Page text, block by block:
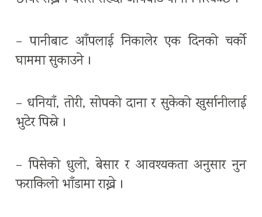
– पानीबाट आँपलाई निकालेर एक दिनको चर्को
घाममा सुकाउने ।
– धनियाँ, तोरी, सोपको दाना र सुकेको खुर्सानीलाई
भुटेर पिस्ने ।
– पिसेको धुलो, बेसार र आवश्यकता अनुसार नुन
फराकिलो भाँडामा राख्ने ।